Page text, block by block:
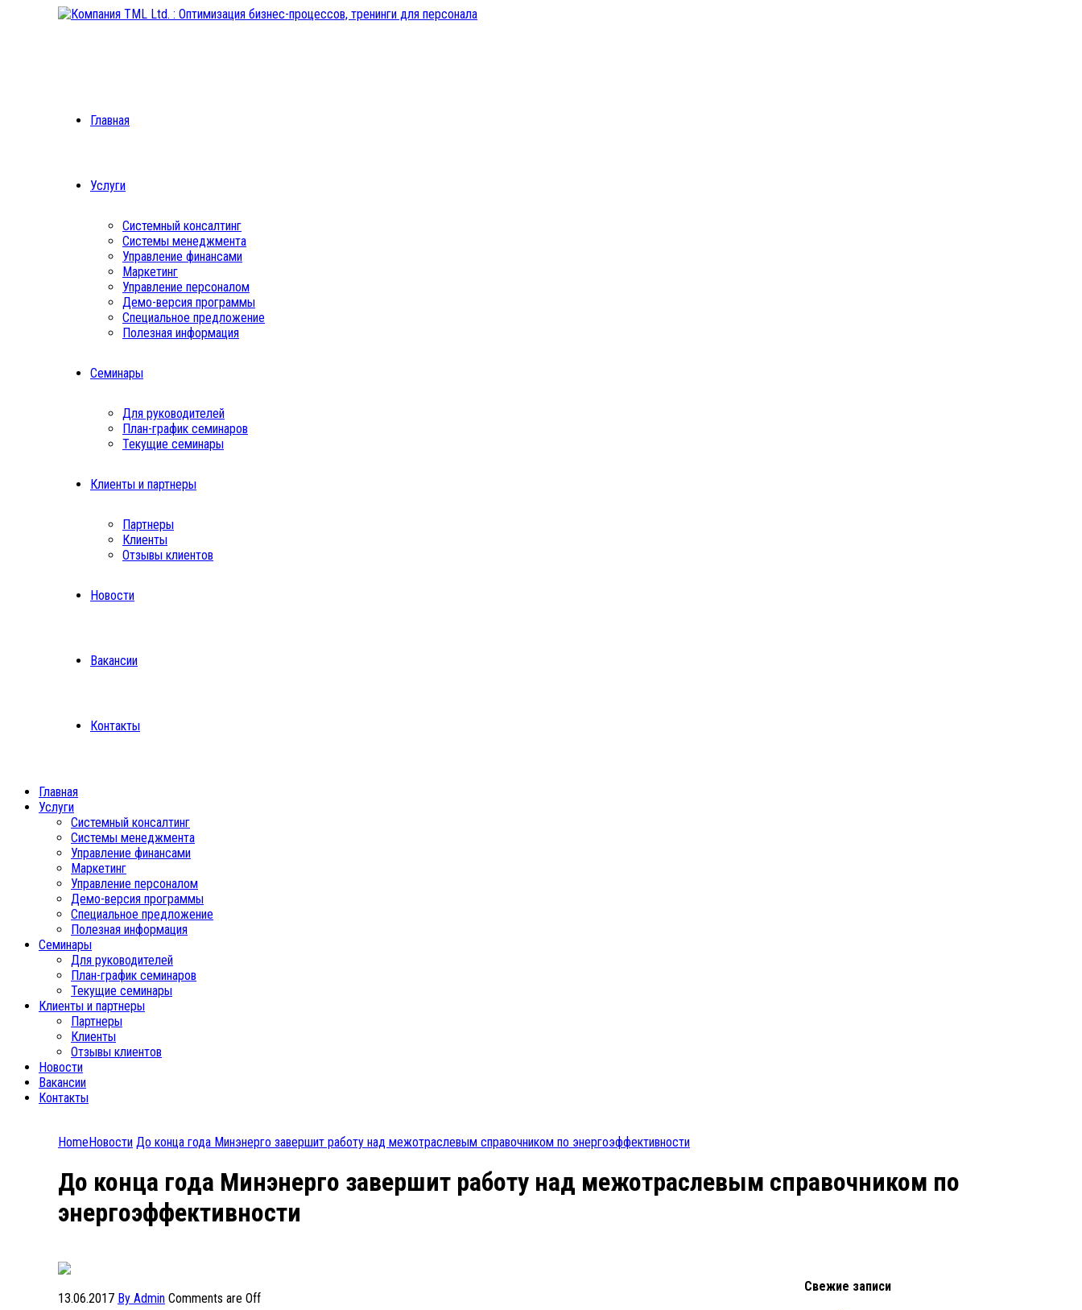
Главная
Услуги
Системный консалтинг
Системы менеджмента
Управление финансами
Маркетинг
Управление персоналом
Демо-версия программы
Специальное предложение
Полезная информация
Семинары
Для руководителей
План-график семинаров
Текущие семинары
Клиенты и партнеры
Партнеры
Клиенты
Отзывы клиентов
Новости
Вакансии
Контакты
Главная
Услуги
Системный консалтинг
Системы менеджмента
Управление финансами
Маркетинг
Управление персоналом
Демо-версия программы
Специальное предложение
Полезная информация
Семинары
Для руководителей
План-график семинаров
Текущие семинары
Клиенты и партнеры
Партнеры
Клиенты
Отзывы клиентов
Новости
Вакансии
Контакты
HomeНовости До конца года Минэнерго завершит работу над межотраслевым справочником по энергоэффективности
До конца года Минэнерго завершит работу над межотраслевым справочником по
энергоэффективности
13.06.2017 By Admin Comments are Off
Свежие записи